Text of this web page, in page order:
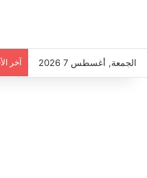
الجمعة, أغسطس 7 2026 آخر